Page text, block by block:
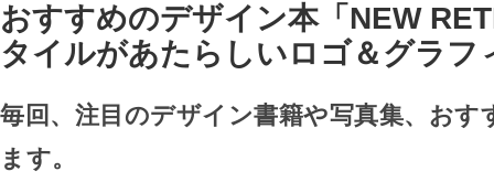
おすすめのデザイン本「NEW
タイルがあたらしいロゴ＆グラフ
毎回、注目のデザイン書籍や写真集、おす
ます。